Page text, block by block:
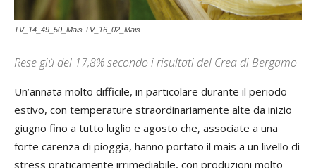
TV_14_49_50_Mais TV_16_02_Mais
Rese giù del 17,8% secondo i risultati del Crea di Bergamo
Un’annata molto difficile, in particolare durante il periodo
estivo, con temperature straordinariamente alte da inizio
giugno fino a tutto luglio e agosto che, associate a una
forte carenza di pioggia, hanno portato il mais a un livello di
stress praticamente irrimediabile, con produzioni molto